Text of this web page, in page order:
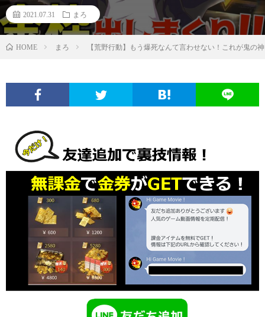
2021.07.31 まろ
HOME まろ 【荒野行動】もう爆死なんて言わせない！これが鬼の